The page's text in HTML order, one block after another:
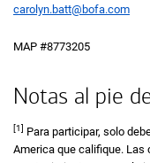
carolyn.batt@bofa.com
MAP #8773205​
Notas al pie
[1] Para participar, solo
America que califique. Las